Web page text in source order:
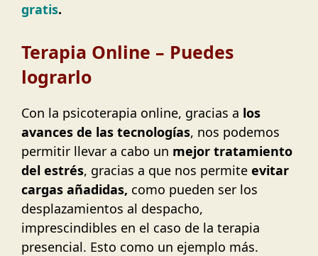
gratis.
Terapia Online – Puedes
lograrlo
Con la psicoterapia online, gracias a los
avances de las tecnologías, nos podemos
permitir llevar a cabo un mejor tratamiento
del estrés, gracias a que nos permite evitar
cargas añadidas, como pueden ser los
desplazamientos al despacho,
imprescindibles en el caso de la terapia
presencial. Esto como un ejemplo más.